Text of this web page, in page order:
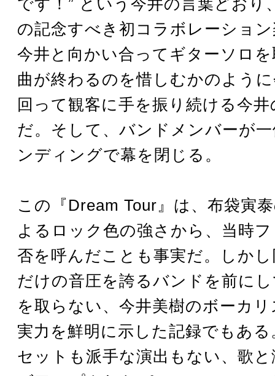
の記念すべき初コラボレーショ
今井と向かい合ってギターソロ
曲が終わるのを惜しむかのよう
回って観客に手を振り続ける今
だ。そして、バンドメンバーが
ンディングで幕を閉じる。
この『Dream Tour』は、布袋寅
よるロック色の強さから、当時
否を呼んだことも事実だ。しか
だけの音圧を誇るバンドを前に
を取らない、今井美樹のボーカ
実力を鮮明に示した記録でもあ
セットも派手な演出もない、歌